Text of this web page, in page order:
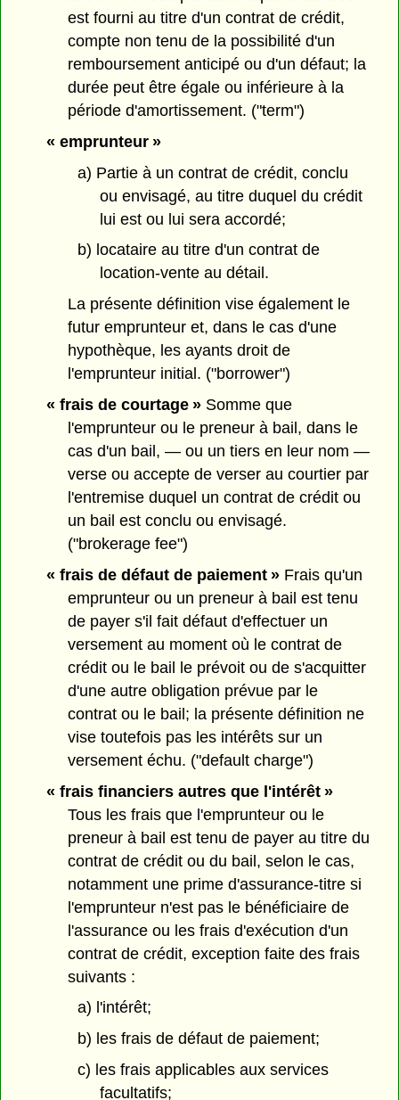
est fourni au titre d'un contrat de crédit,
compte non tenu de la possibilité d'un
remboursement anticipé ou d'un défaut; la
durée peut être égale ou inférieure à la
période d'amortissement. ("term")
« emprunteur »
a) Partie à un contrat de crédit, conclu
ou envisagé, au titre duquel du crédit
lui est ou lui sera accordé;
b) locataire au titre d'un contrat de
location-vente au détail.
La présente définition vise également le
futur emprunteur et, dans le cas d'une
hypothèque, les ayants droit de
l'emprunteur initial. ("borrower")
« frais de courtage »Somme que
l'emprunteur ou le preneur à bail, dans le
cas d'un bail, — ou un tiers en leur nom —
verse ou accepte de verser au courtier par
l'entremise duquel un contrat de crédit ou
un bail est conclu ou envisagé.
("brokerage fee")
« frais de défaut de paiement »Frais qu'un
emprunteur ou un preneur à bail est tenu
de payer s'il fait défaut d'effectuer un
versement au moment où le contrat de
crédit ou le bail le prévoit ou de s'acquitter
d'une autre obligation prévue par le
contrat ou le bail; la présente définition ne
vise toutefois pas les intérêts sur un
versement échu. ("default charge")
« frais financiers autres que l'intérêt »
Tous les frais que l'emprunteur ou le
preneur à bail est tenu de payer au titre du
contrat de crédit ou du bail, selon le cas,
notamment une prime d'assurance-titre si
l'emprunteur n'est pas le bénéficiaire de
l'assurance ou les frais d'exécution d'un
contrat de crédit, exception faite des frais
suivants :
a) l'intérêt;
b) les frais de défaut de paiement;
c) les frais applicables aux services
facultatifs;